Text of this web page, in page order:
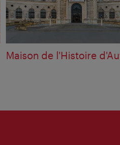
Maison de l'Histoire